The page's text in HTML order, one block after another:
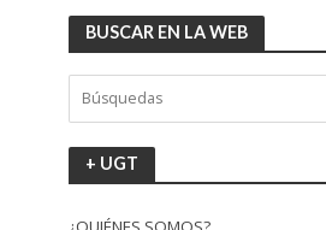
BUSCAR EN LA WEB
+ UGT